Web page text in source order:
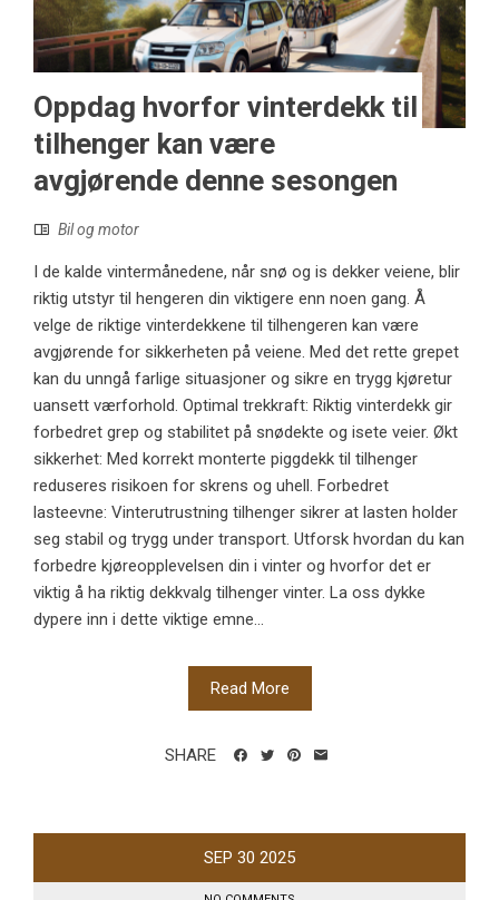
Oppdag hvorfor vinterdekk til
tilhenger kan være
avgjørende denne sesongen
Bil og motor
I de kalde vintermånedene, når snø og is dekker veiene, blir
riktig utstyr til hengeren din viktigere enn noen gang. Å
velge de riktige vinterdekkene til tilhengeren kan være
avgjørende for sikkerheten på veiene. Med det rette grepet
kan du unngå farlige situasjoner og sikre en trygg kjøretur
uansett værforhold. Optimal trekkraft: Riktig vinterdekk gir
forbedret grep og stabilitet på snødekte og isete veier. Økt
sikkerhet: Med korrekt monterte piggdekk til tilhenger
reduseres risikoen for skrens og uhell. Forbedret
lasteevne: Vinterutrustning tilhenger sikrer at lasten holder
seg stabil og trygg under transport. Utforsk hvordan du kan
forbedre kjøreopplevelsen din i vinter og hvorfor det er
viktig å ha riktig dekkvalg tilhenger vinter. La oss dykke
dypere inn i dette viktige emne...
Read More
SHARE
SEP 30 2025